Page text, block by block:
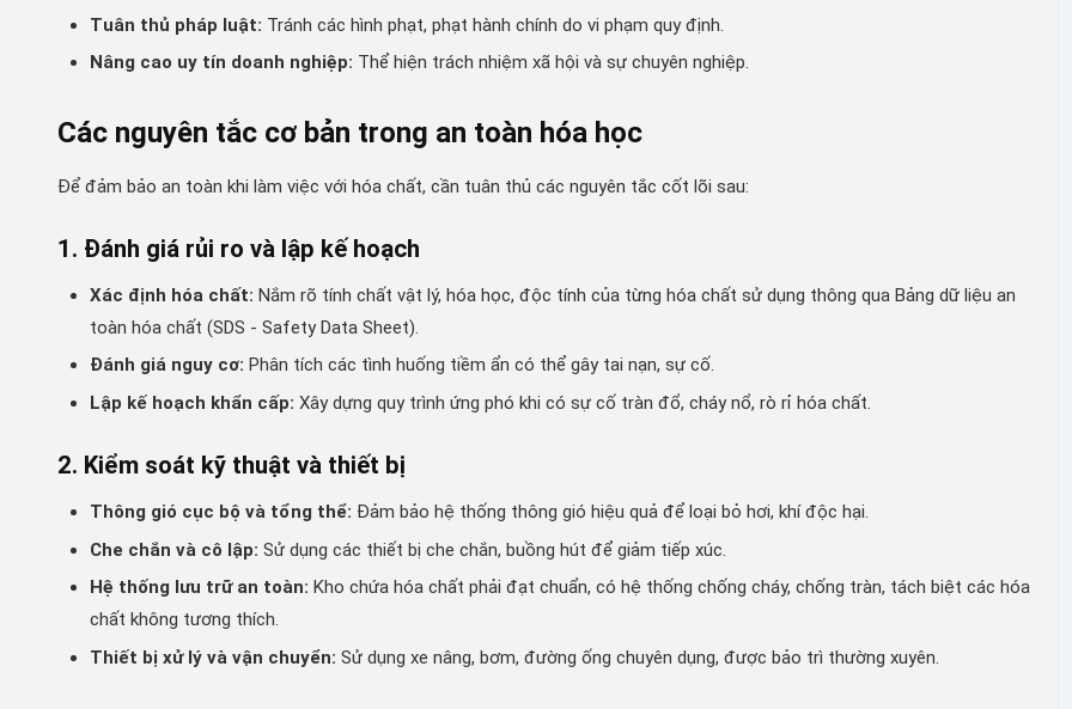
Tuân thủ pháp luật: Tránh các hình phạt, phạt hành chính do vi phạm quy định.
Nâng cao uy tín doanh nghiệp: Thể hiện trách nhiệm xã hội và sự chuyên nghiệp.
Các nguyên tắc cơ bản trong an toàn hóa học
Để đảm bảo an toàn khi làm việc với hóa chất, cần tuân thủ các nguyên tắc cốt lõi sau:
1. Đánh giá rủi ro và lập kế hoạch
Xác định hóa chất: Nắm rõ tính chất vật lý, hóa học, độc tính của từng hóa chất sử dụng thông qua Bảng dữ liệu an
toàn hóa chất (SDS - Safety Data Sheet).
Đánh giá nguy cơ: Phân tích các tình huống tiềm ẩn có thể gây tai nạn, sự cố.
Lập kế hoạch khẩn cấp: Xây dựng quy trình ứng phó khi có sự cố tràn đổ, cháy nổ, rò rỉ hóa chất.
2. Kiểm soát kỹ thuật và thiết bị
Thông gió cục bộ và tổng thể: Đảm bảo hệ thống thông gió hiệu quả để loại bỏ hơi, khí độc hại.
Che chắn và cô lập: Sử dụng các thiết bị che chắn, buồng hút để giảm tiếp xúc.
Hệ thống lưu trữ an toàn: Kho chứa hóa chất phải đạt chuẩn, có hệ thống chống cháy, chống tràn, tách biệt các hóa
chất không tương thích.
Thiết bị xử lý và vận chuyển: Sử dụng xe nâng, bơm, đường ống chuyên dụng, được bảo trì thường xuyên.